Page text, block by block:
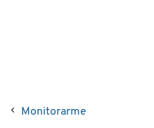
Monitorarme